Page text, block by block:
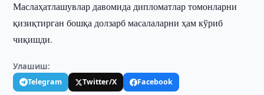
Маслаҳатлашувлар давомида дипломатлар томонларни
қизиқтирган бошқа долзарб масалаларни ҳам кўриб
чиқишди.
Улашиш:
Telegram Twitter/X
Facebook